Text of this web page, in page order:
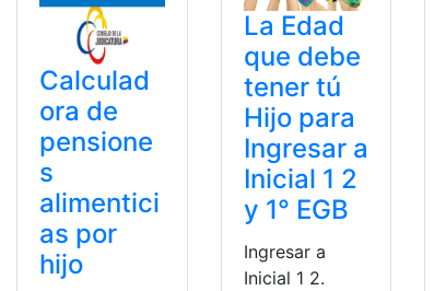
Calculad
ora de
pensione
s
alimentici
as por
hijo
La Edad
que debe
tener tú
Hijo para
Ingresar a
Inicial 1 2
y 1° EGB
Ingresar a
Inicial 1 2.